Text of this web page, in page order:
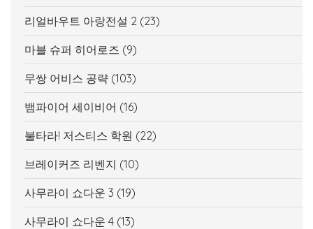
리얼바우트 아랑전설 2 (23)
마블 슈퍼 히어로즈 (9)
무쌍 어비스 공략 (103)
뱀파이어 세이비어 (16)
불타라! 저스티스 학원 (22)
브레이커즈 리벤지 (10)
사무라이 쇼다운 3 (19)
사무라이 쇼다운 4 (13)